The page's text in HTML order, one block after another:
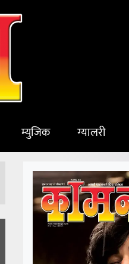
म्युजिक ग्यालरी